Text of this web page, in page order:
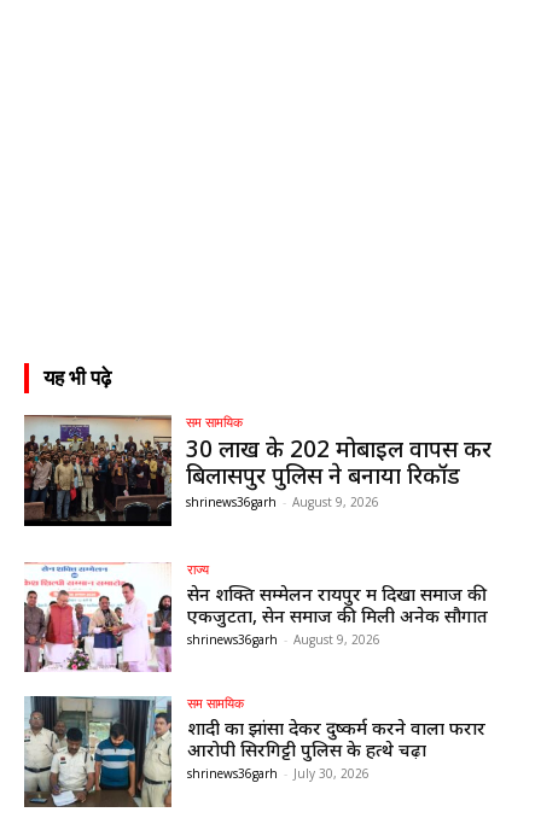
यह भी पढ़े
सम सामयिक
30 लाख के 202 मोबाइल वापस कर
बिलासपुर पुलिस ने बनाया रिकॉर्ड
shrinews36garh - August 9, 2026
राज्य
सेन शक्ति सम्मेलन रायपुर में दिखा समाज की
एकजुटता, सेन समाज की मिली अनेक सौगातें
shrinews36garh - August 9, 2026
सम सामयिक
शादी का झांसा देकर दुष्कर्म करने वाला फरार
आरोपी सिरगिट्टी पुलिस के हत्थे चढ़ा
shrinews36garh - July 30, 2026